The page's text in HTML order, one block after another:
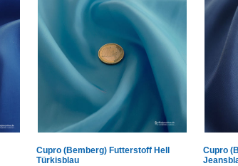
Cupro (Bemberg) Futterstoff Hell
Türkisblau
Cupro